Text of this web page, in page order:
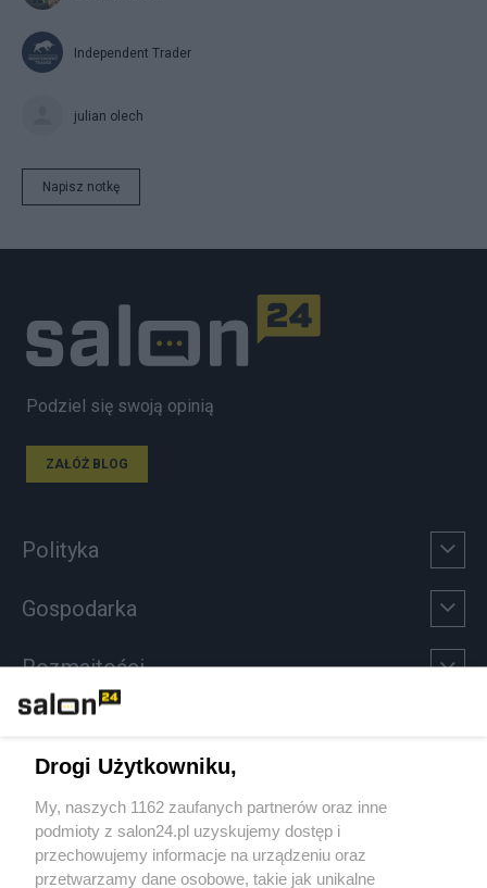
Independent Trader
julian olech
Napisz notkę
Podziel się swoją opinią
ZAŁÓŻ BLOG
Polityka
Gospodarka
Rozmaitości
Sport
Społeczeństwo
Drogi Użytkowniku,
My, naszych 1162 zaufanych partnerów oraz inne
podmioty z salon24.pl uzyskujemy dostęp i
przechowujemy informacje na urządzeniu oraz
przetwarzamy dane osobowe, takie jak unikalne